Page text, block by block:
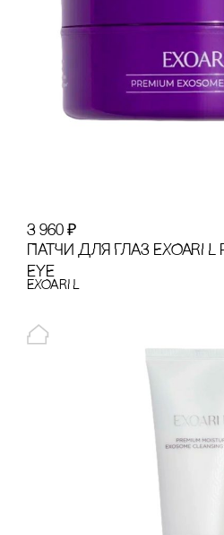
3 960 ₽
ПАТЧИ ДЛЯ ГЛАЗ EXOARI L
EYE
EXOARI L